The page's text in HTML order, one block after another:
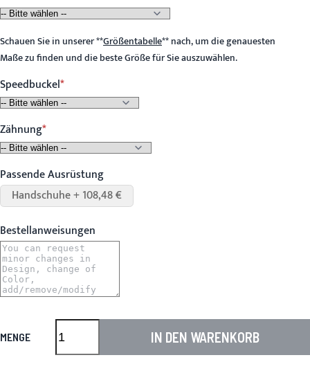
Schauen Sie in unserer**Größentabelle**nach, um die genauesten
Maße zu finden und die beste Größe für Sie auszuwählen.
Speedbuckel
Zähnung
Passende Ausrüstung
Handschuhe + 108,48 €
Bestellanweisungen
MENGE IN DEN WARENKORB